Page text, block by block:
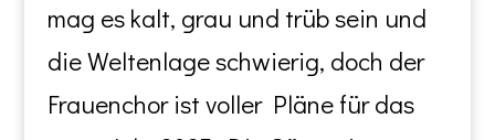
mag es kalt, grau und trüb sein und
die Weltenlage schwierig, doch der
Frauenchor ist voller Pläne für das